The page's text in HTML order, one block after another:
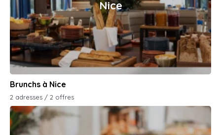
Nice
Brunchs à Nice
2 adresses / 2 offres